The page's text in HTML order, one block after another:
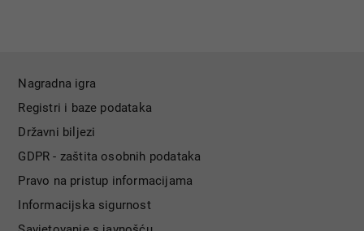
Nagradna igra
Registri i baze podataka
Državni biljezi
GDPR - zaštita osobnih podataka
Pravo na pristup informacijama
Informacijska sigurnost